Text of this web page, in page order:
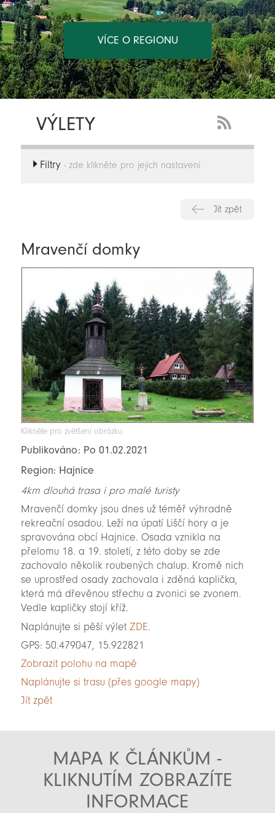
VÍCE O REGIONU
VÝLETY
Feed
Filtry- zde klikněte pro jejich nastavení
Jít zpět
Mravenčí domky
Klikněte pro zvětšení obrázku.
Publikováno: Po 01.02.2021
Region: Hajnice
4km dlouhá trasa i pro malé turisty
Mravenčí domky jsou dnes už téměř výhradně
rekreační osadou. Leží na úpatí Liščí hory a je
spravována obcí Hajnice. Osada vznikla na
přelomu 18. a 19. století, z této doby se zde
zachovalo několik roubených chalup. Kromě nich
se uprostřed osady zachovala i zděná kaplička,
která má dřevěnou střechu a zvonici se zvonem.
Vedle kapličky stojí kříž.
Naplánujte si pěší výlet ZDE.
GPS: 50.479047, 15.922821
Zobrazit polohu na mapě
Naplánujte si trasu (přes google mapy)
Jít zpět
MAPA K ČLÁNKŮM -
KLIKNUTÍM ZOBRAZÍTE
INFORMACE